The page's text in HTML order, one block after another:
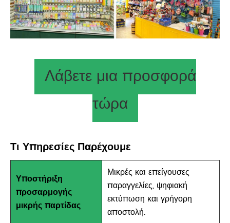
Λάβετε μια προσφορά
τώρα
Τι Υπηρεσίες Παρέχουμε
Υποστήριξη
προσαρμογής
μικρής παρτίδας
Μικρές και επείγουσες
παραγγελίες, ψηφιακή
εκτύπωση και γρήγορη
αποστολή.